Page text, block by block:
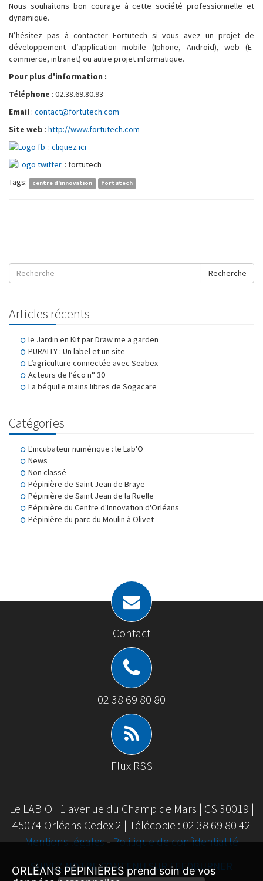
Nous souhaitons bon courage à cette société professionnelle et
dynamique.
N’hésitez pas à contacter Fortutech si vous avez un projet de
développement d’application mobile (Iphone, Android), web (E-
commerce, intranet) ou autre projet informatique.
Pour plus d'information :
Téléphone : 02.38.69.80.93
Email : contact@fortutech.com
Site web : http://www.fortutech.com
: cliquez ici
: fortutech
Tags:
centre d'innovation fortutech
Recherche
Articles récents
le Jardin en Kit par Draw me a garden
PURALLY : Un label et un site
L’agriculture connectée avec Seabex
Acteurs de l’éco n° 30
La béquille mains libres de Sogacare
Catégories
L'incubateur numérique : le Lab'O
News
Non classé
Pépinière de Saint Jean de Braye
Pépinière de Saint Jean de la Ruelle
Pépinière du Centre d'Innovation d'Orléans
Pépinière du parc du Moulin à Olivet
Contact
02 38 69 80 80
Flux RSS
Le LAB'O | 1 avenue du Champ de Mars | CS 30019 |
45074 Orléans Cedex 2 | Télécopie : 02 38 69 80 42
Mentions légales-Politique de confidentialité
SUIVEZ NOTRE CONTENU SUR FEEDBURNER
ORLÉANS PÉPINIÈRES prend soin de vos